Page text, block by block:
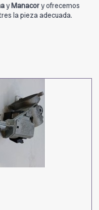
yManacory ofrecemos
la pieza adecuada.